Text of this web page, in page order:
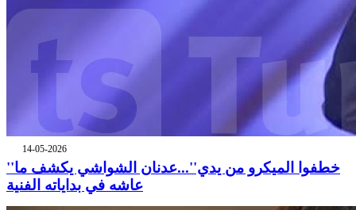
14-05-2026
''خطفوا الميكرو من يدي''...عدنان الشواشي يكشف ما
عاشه في بداياته الفنية